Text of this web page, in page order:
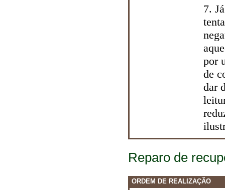
7.
por
de
dar
Reparo de
ORDEM DE REALIZAÇÃO